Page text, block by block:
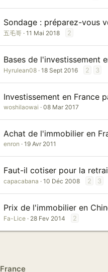
Sondage : préparez-vous
五毛哥 11 Mai 2018 2
Bases de l'investissement
Hyrulean08 18 Sept 2016 2 3
Investissement en France
woshilaowai 08 Mar 2017
Achat de l'immobilier en
enron 19 Avr 2011
Faut-il cotiser pour la
capacabana 10 Déc 2008 2 3
Prix de l'immobilier en
Fa-Lice 28 Fev 2014 2
France